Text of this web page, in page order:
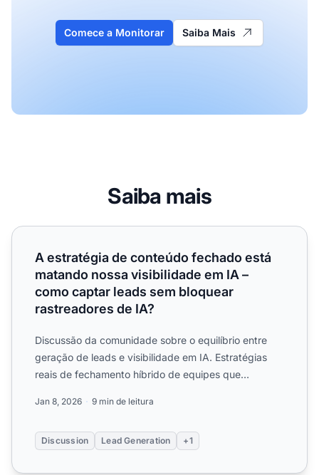
Comece a Monitorar Saiba Mais
Saiba mais
A estratégia de conteúdo fechado está matando nossa
A estratégia de conteúdo fechado está
matando nossa visibilidade em IA –
como captar leads sem bloquear
rastreadores de IA?
Discussão da comunidade sobre o equilíbrio entre
geração de leads e visibilidade em IA. Estratégias
reais de fechamento híbrido de equipes que
Jan 8, 2026 9 min de leitura
Discussion Lead Generation +1